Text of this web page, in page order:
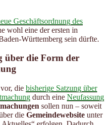
Geschäftsordnung des
wohl eine der ersten in
Württemberg sein dürfte.
über die Form der
die bisherige Satzung über
durch eine Neufassung
sollen nun – soweit
die Gemeindewebsite unter